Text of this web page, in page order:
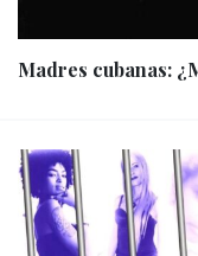
Madres cubanas: